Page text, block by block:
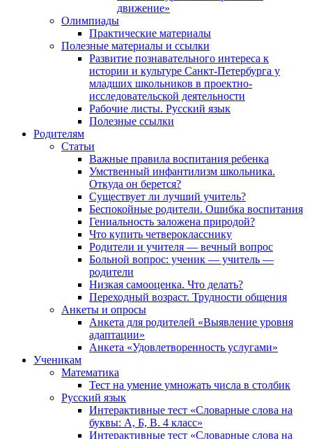
движение»
Олимпиады
Практические материалы
Полезные материалы и ссылки
Развитие познавательного интереса к
истории и культуре Санкт-Петербурга у
младших школьников в проектно-
исследовательской деятельности
Рабочие листы. Русский язык
Полезные ссылки
Родителям
Статьи
Важные правила воспитания ребенка
Умственный инфантилизм школьника.
Откуда он берется?
Существует ли лучший учитель?
Беспокойные родители. Ошибка воспитания
Гениальность заложена природой?
Что купить четверокласснику
Родители и учителя — вечный вопрос
Больной вопрос: ученик — учитель —
родители
Низкая самооценка. Что делать?
Переходный возраст. Трудности общения
Анкеты и опросы
Анкета для родителей «Выявление уровня
адаптации»
Анкета «Удовлетворенность услугами»
Ученикам
Математика
Тест на умение умножать числа в столбик
Русский язык
Интерактивные тест «Словарные слова на
буквы: А, Б, В. 4 класс»
Интерактивные тест «Словарные слова на